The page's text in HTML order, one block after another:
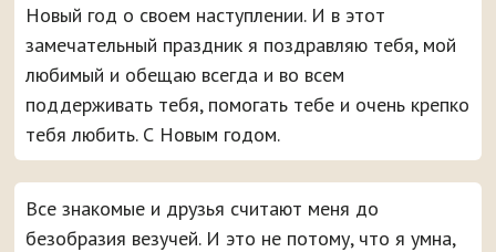
Новый год о своем наступлении. И в этот
замечательный праздник я поздравляю тебя, мой
любимый и обещаю всегда и во всем
поддерживать тебя, помогать тебе и очень крепко
тебя любить. С Новым годом.
Все знакомые и друзья считают меня до
безобразия везучей. И это не потому, что я умна,